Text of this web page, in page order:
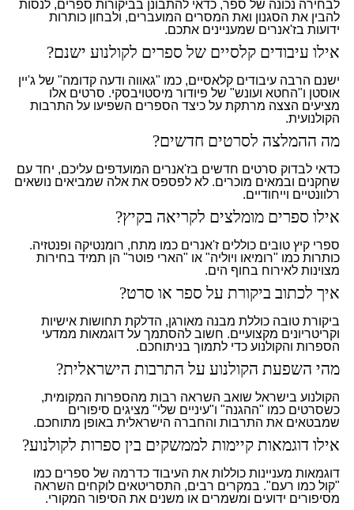
לבחירה נכונה של ספר, כדאי להתבונן בביקורות ספרים, לנסות
להבין את הסגנון ואת המסרים המועברים, ולבחון כותרות
ידועות בז'אנרים שמעניינים אתכם.
אילו עיבודים קלסיים של ספרים לקולנוע ישנם?
ישנם הרבה עיבודים קלאסיים, כמו "גאווה ודעה קדומה" של ג'יין
אוסטן ו"החטא ועונש" של פיודור מיסטויבסקי. סרטים אלו
מציעים הצצה מרתקת על כיצד הספרים השפיעו על התרבות
הקולנועית.
מה ההמלצה לסרטים חדשים?
כדאי לבדוק סרטים חדשים בז'אנרים המועדפים עליכם, יחד עם
שחקנים ובמאים מוכרים. לא לפספס את אלה שמביאים נושאים
רלוונטיים וייחודיים.
אילו ספרים מומלצים לקריאה בקיץ?
ספרי קיץ טובים כוללים ז'אנרים כמו מתח, רומנטיקה ופנטזיה.
כותרות כמו "רומיאו ויוליה" או "הארי פוטר" הן תמיד בחירות
מצוינות לאירוח בחוף הים.
איך לכתוב ביקורת על ספר או סרט?
ביקורת טובה כוללת מבנה מאורגן, הדלקת תחושות אישיות
וקריטריונים מקצועיים. חשוב להסתמך על דוגמאות ממדעי
הספרות והקולנוע כדי לתמוך בניתוחכם.
מהי השפעת הקולנוע על התרבות הישראלית?
הקולנוע בישראל שואב השראה רבות מהספרות המקומית,
כשסרטים כמו "ההגנה" ו"עיניים שלי" מציגים סיפורים
שמבטאים את התרבות והחברה הישראלית באופן מתוחכם.
אילו דוגמאות קיימות לממשקים בין ספרות לקולנוע?
דוגמאות מעניינות כוללות את העיבוד כדרמה של ספרים כמו
"קול כמו רעם". במקרים רבים, התסריטאים לוקחים השראה
מסיפורים ידועים ומשמרים או משנים את הסיפור המקורי.